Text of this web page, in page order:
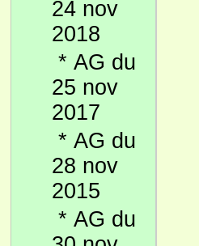
24 nov
2018
* AG du
25 nov
2017
* AG du
28 nov
2015
* AG du